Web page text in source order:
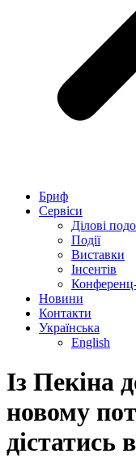
Бриф
Сервіси
Ділові
Події
Виставки
Інсентів
Конференц-
Новини
Контакти
Українська
English
Із Пекіна
новому
дістатись